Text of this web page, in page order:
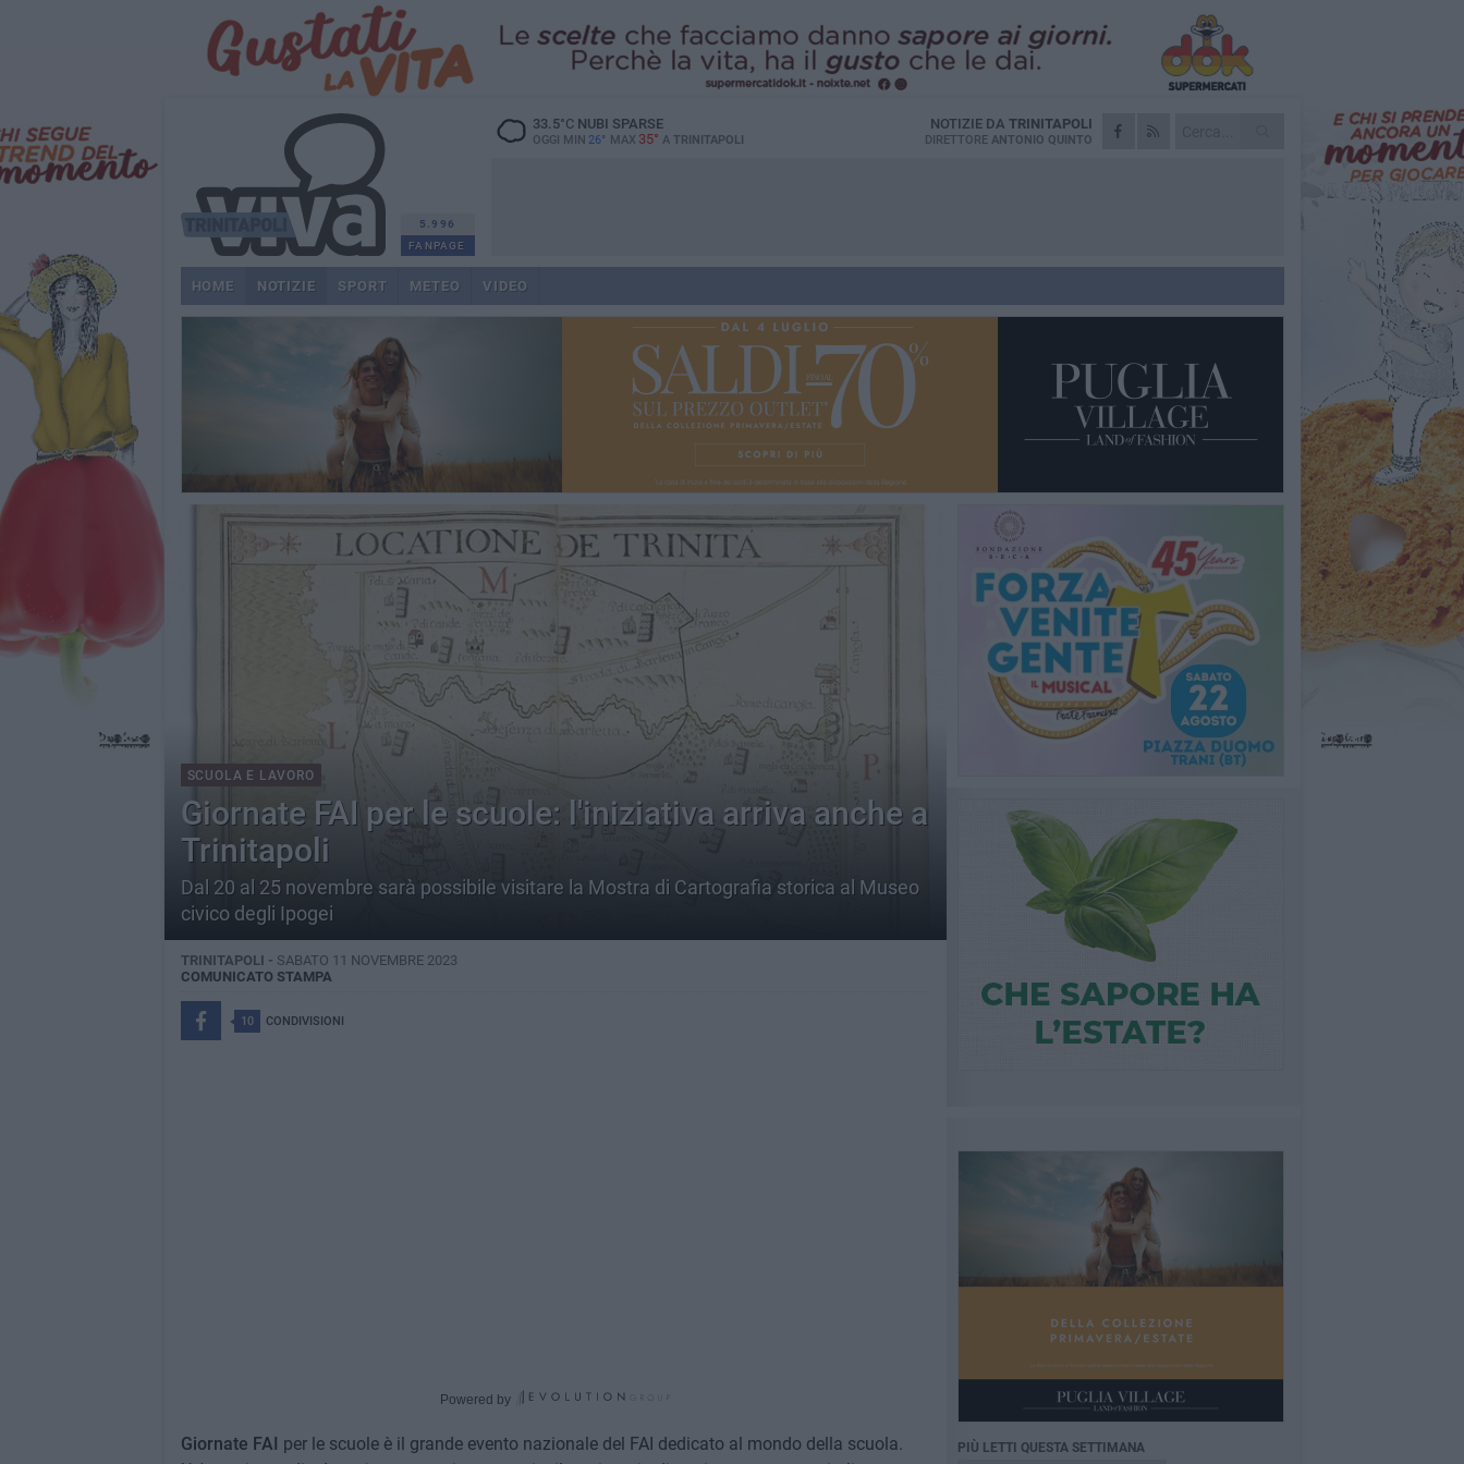
5.996
FANPAGE
33.5°CNUBI SPARSE
OGGI MIN 26° MAX 35° A TRINITAPOLI
NOTIZIE DA TRINITAPOLI
DIRETTORE ANTONIO QUINTO
HOME NOTIZIE SPORT METEO VIDEO
SCUOLA E LAVORO
Giornate FAI per le scuole: l'iniziativa arriva anche a
Trinitapoli
Dal 20 al 25 novembre sarà possibile visitare la Mostra di Cartografia storica al Museo
civico degli Ipogei
TRINITAPOLI - SABATO 11 NOVEMBRE 2023
COMUNICATO STAMPA
10 CONDIVISIONI
Powered by
Giornate FAI per le scuole è il grande evento nazionale del FAI dedicato al mondo della scuola.
PIÙ LETTI QUESTA SETTIMANA